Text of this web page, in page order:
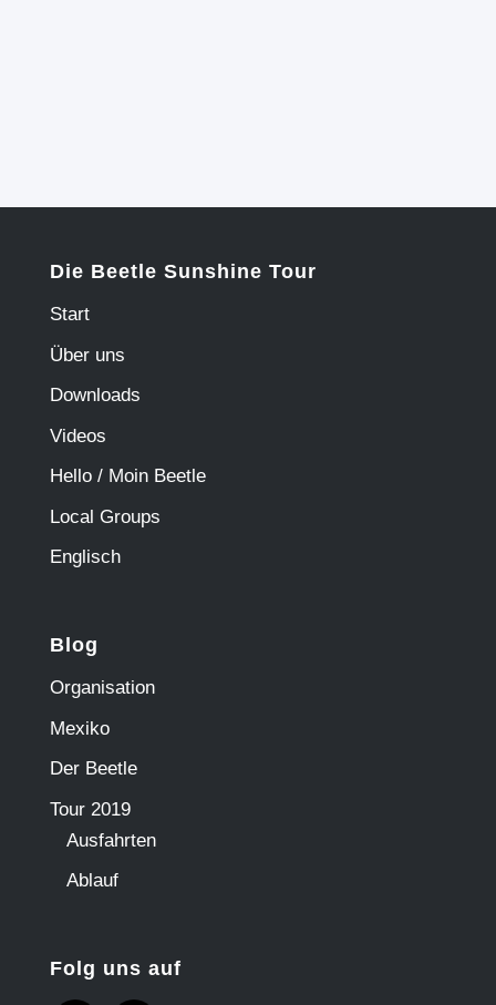
Die Beetle Sunshine Tour
Start
Über uns
Downloads
Videos
Hello / Moin Beetle
Local Groups
Englisch
Blog
Organisation
Mexiko
Der Beetle
Tour 2019
Ausfahrten
Ablauf
Folg uns auf